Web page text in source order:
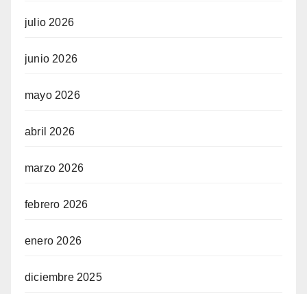
julio 2026
junio 2026
mayo 2026
abril 2026
marzo 2026
febrero 2026
enero 2026
diciembre 2025